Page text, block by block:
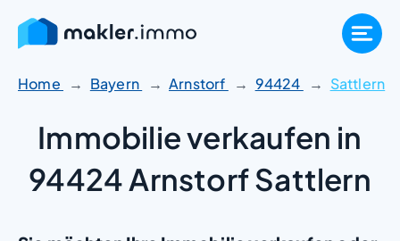
Zum
Inhalt
springen
Home Bayern Arnstorf 94424 Sattlern
Immobilie verkaufen in
94424 Arnstorf Sattlern